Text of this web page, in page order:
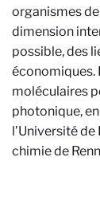
organismes
dimension
possible, des
économiques.
moléculaires
photonique,
l’Université de
chimie de